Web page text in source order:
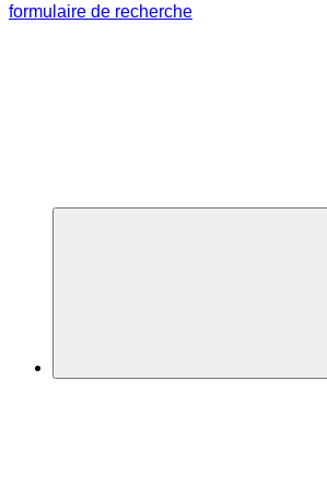
formulaire de recherche